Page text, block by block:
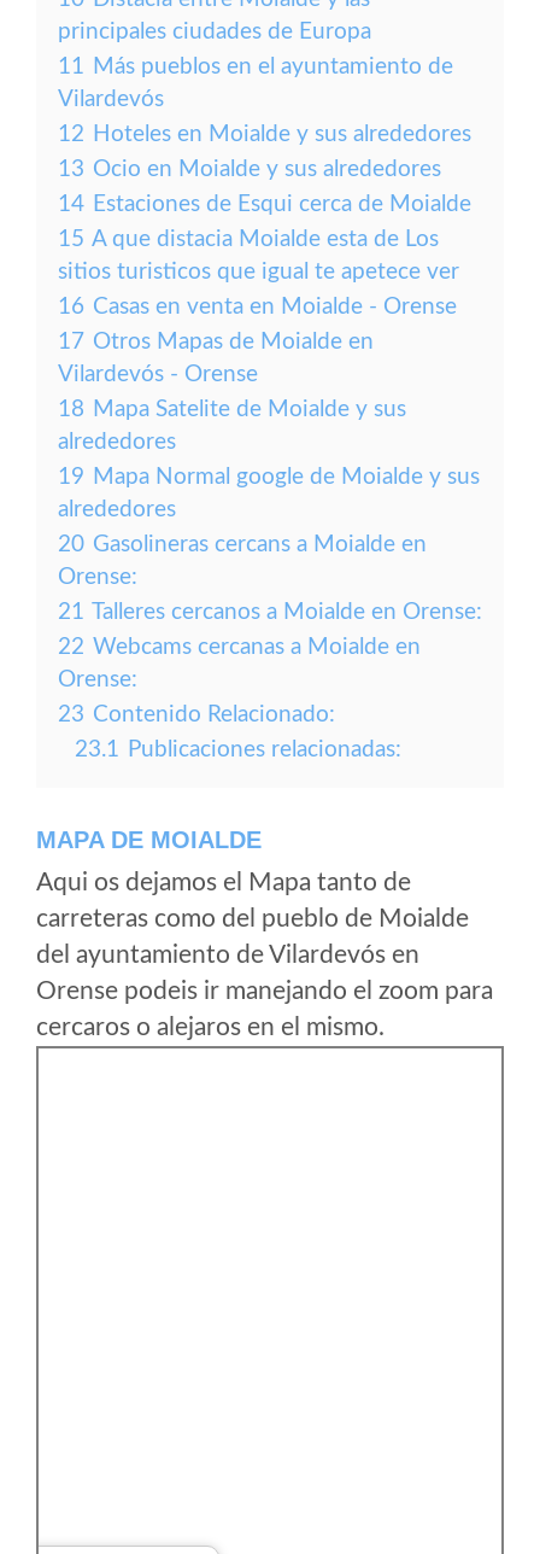
principales ciudades de Europa
11 Más pueblos en el ayuntamiento de
Vilardevós
12 Hoteles en Moialde y sus alrededores
13 Ocio en Moialde y sus alrededores
14 Estaciones de Esqui cerca de Moialde
15 A que distacia Moialde esta de Los
sitios turisticos que igual te apetece ver
16 Casas en venta en Moialde - Orense
17 Otros Mapas de Moialde en
Vilardevós - Orense
18 Mapa Satelite de Moialde y sus
alrededores
19 Mapa Normal google de Moialde y sus
alrededores
20 Gasolineras cercans a Moialde en
Orense:
21 Talleres cercanos a Moialde en Orense:
22 Webcams cercanas a Moialde en
Orense:
23 Contenido Relacionado:
23.1 Publicaciones relacionadas:
MAPA DE MOIALDE
Aqui os dejamos el Mapa tanto de
carreteras como del pueblo de Moialde
del ayuntamiento de Vilardevós en
Orense podeis ir manejando el zoom para
cercaros o alejaros en el mismo.